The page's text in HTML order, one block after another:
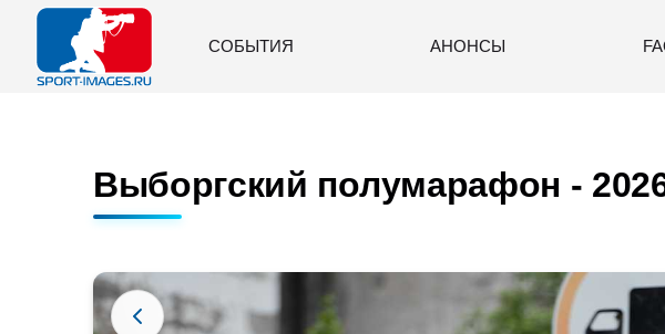
СОБЫТИЯ АНОНСЫ
Выборгский полумарафон -